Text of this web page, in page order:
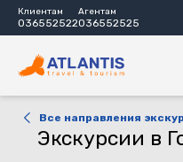
Клиентам
036552522
Агентам
036552525
Все направления
Экскурсии в